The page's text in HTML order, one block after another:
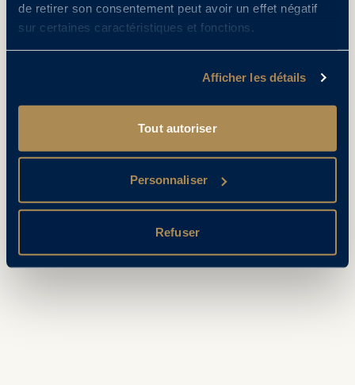
de retirer son consentement peut avoir un effet négatif
sur certaines caractéristiques et fonctions.
Afficher les détails
Tout autoriser
Personnaliser
Refuser